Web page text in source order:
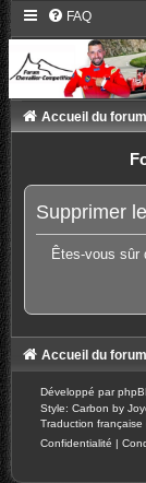
FAQ
Accueil du forum
Supprimer
Êtes-vous sûr
Accueil du forum
Développé par
Style: Carbon by
Traduction française
Confidentialité |